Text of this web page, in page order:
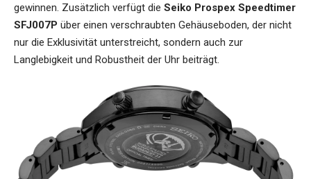
gewinnen. Zusätzlich verfügt die Seiko Prospex Speedtimer
SFJ007P über einen verschraubten Gehäuseboden, der nicht
nur die Exklusivität unterstreicht, sondern auch zur
Langlebigkeit und Robustheit der Uhr beiträgt.